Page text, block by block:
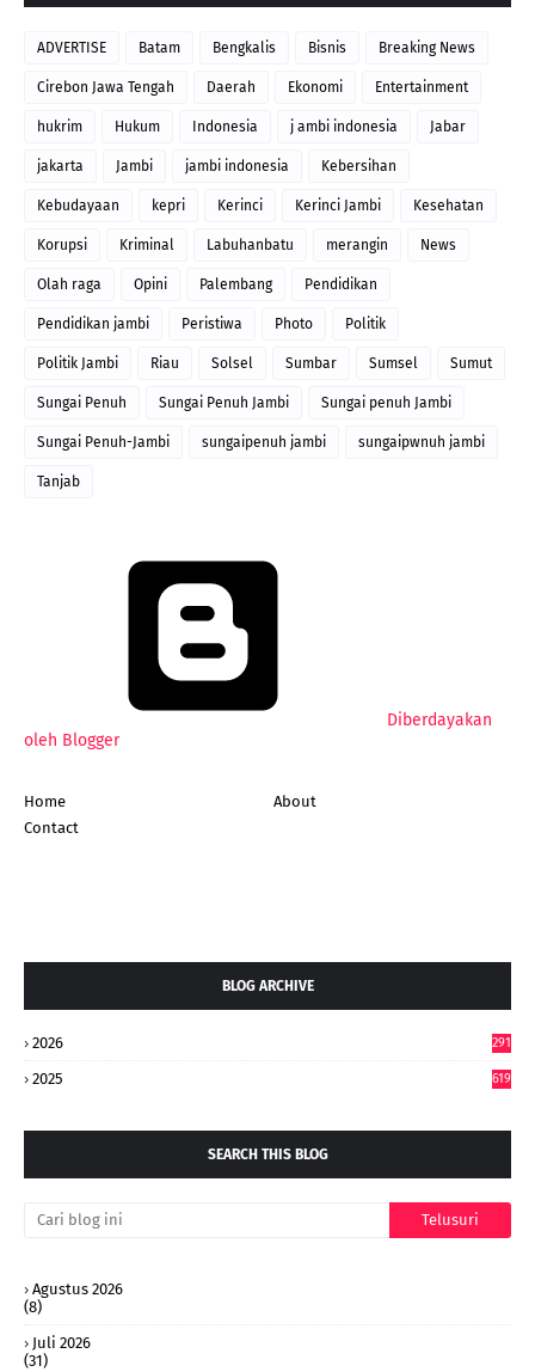
ADVERTISE Batam Bengkalis Bisnis Breaking News
Cirebon Jawa Tengah Daerah Ekonomi Entertainment
hukrim Hukum Indonesia j ambi indonesia Jabar
jakarta Jambi jambi indonesia Kebersihan
Kebudayaan kepri Kerinci Kerinci Jambi Kesehatan
Korupsi Kriminal Labuhanbatu merangin News
Olah raga Opini Palembang Pendidikan
Pendidikan jambi Peristiwa Photo Politik
Politik Jambi Riau Solsel Sumbar Sumsel Sumut
Sungai Penuh Sungai Penuh Jambi Sungai penuh Jambi
Sungai Penuh-Jambi sungaipenuh jambi sungaipwnuh jambi
Tanjab
Diberdayakan
oleh Blogger
Home
About
Contact
BLOG ARCHIVE
2026 291
2025 619
SEARCH THIS BLOG
Agustus 2026
(8)
Juli 2026
(31)